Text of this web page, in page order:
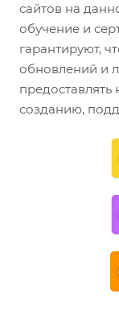
сайтов на
обучение и
гарантируют,
обновлений и
предоставлять
созданию,